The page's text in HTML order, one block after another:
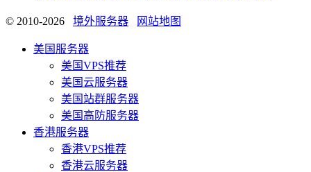
© 2010-2026 境外服务器 网站地图
美国服务器
美国VPS推荐
美国云服务器
美国站群服务器
美国高防服务器
香港服务器
香港VPS推荐
香港云服务器